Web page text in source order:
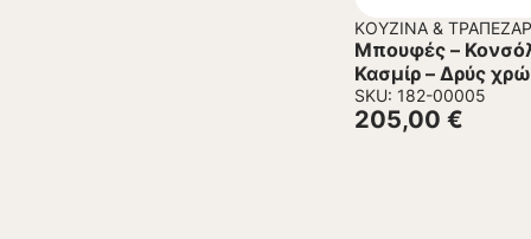
ΚΟΥΖΊΝΑ &
Μπουφές –
Κασμίρ – Δρύς
SKU: 182-00005
205,00 €